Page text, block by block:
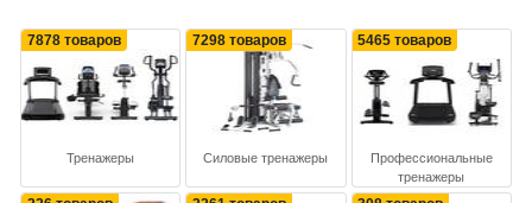
7878 товаров
Тренажеры
7298 товаров
Силовые тренажеры
5465 товаров
Профессиональные
тренажеры